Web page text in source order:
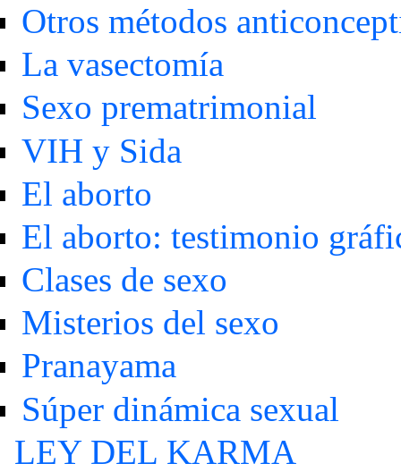
Otros métodos
La vasectomía
Sexo prematrimonial
VIH y Sida
El aborto
El aborto: testimonio
Clases de sexo
Misterios del sexo
Pranayama
Súper dinámica sexual
LEY DEL KARMA